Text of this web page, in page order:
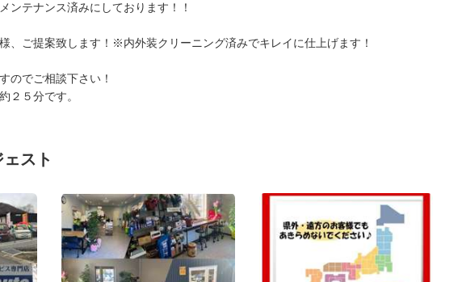
ンテナンス済みにしております！！
、ご提案致します！※内外装クリーニング済みでキレイに仕上げます！
のでご相談下さい！
２５分です。
スト